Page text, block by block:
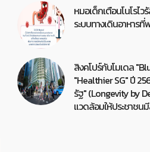
หมอเด็กเตือนโนโรไ
ระบบทางเดินอาหาร
สิงคโปร์กับโมเดล
"Healthier SG" ปี
รัฐ" (Longevity by
แวดล้อมให้ประชาช